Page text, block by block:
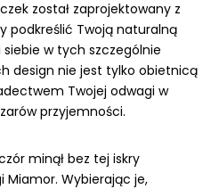
został zaprojektowany z
podkreślić Twoją naturalną
w tych szczególnie
design nie jest tylko obietnicą
Twojej odwagi w
przyjemności.
minął bez tej iskry
Wybierając je,